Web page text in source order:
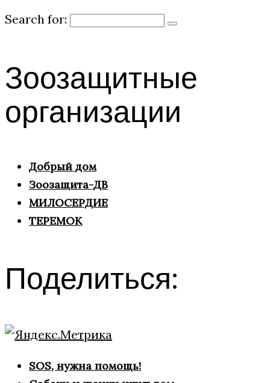
Search for:
Зоозащитные
организации
Добрый дом
Зоозащита-ДВ
МИЛОСЕРДИЕ
ТЕРЕМОК
Поделиться:
SOS, нужна помощь!